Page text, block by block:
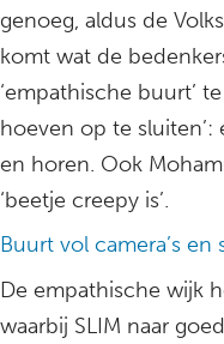
genoeg, aldus de
komt wat de
‘empathische buurt’
hoeven op te sluiten’:
en horen. Ook
‘beetje creepy is’.
Buurt vol camera’s en
De empathische wijk
waarbij SLIM naar